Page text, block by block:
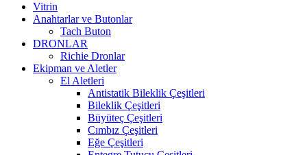
Vitrin
Anahtarlar ve Butonlar
Tach Buton
DRONLAR
Richie Dronlar
Ekipman ve Aletler
El Aletleri
Antistatik Bileklik Çeşitleri
Bileklik Çeşitleri
Büyüteç Çeşitleri
Cımbız Çeşitleri
Eğe Çeşitleri